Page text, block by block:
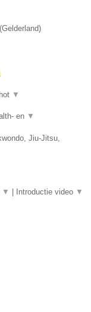
(Gelderland)
▼
en ▼
Jiu-Jitsu,
▼ Introductie video ▼